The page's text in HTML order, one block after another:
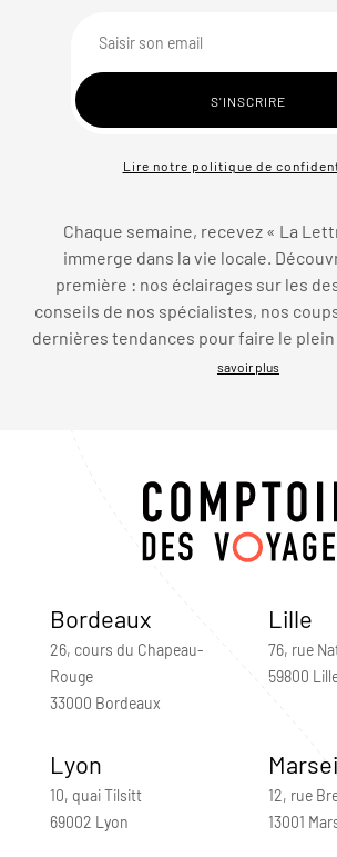
Lire notre politique de
Chaque semaine, recevez « La
immerge dans la vie locale.
première : nos éclairages sur les
conseils de nos spécialistes, nos
dernières tendances pour faire le plein
savoir plus
Bordeaux
26, cours du Chapeau-
Rouge
33000 Bordeaux
Lille
76, rue
59800
Lyon
10, quai Tilsitt
69002 Lyon
12, rue
13001